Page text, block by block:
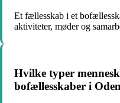
Et fællesskab i et
aktiviteter, møder og
Hvilke typer
bofællesskaber i